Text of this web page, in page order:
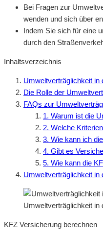
Bei Fragen zur
wenden und sich über
Indem Sie sich für eine
durch den
Inhaltsverzeichnis
Umweltverträglichkeit in
Die Rolle der
FAQs zur
1. Warum ist die
2. Welche
3. Wie kann ich
4. Gibt es
5. Wie kann die
Umweltverträglichkeit in
Umweltverträglichkeit in
KFZ Versicherung berechnen